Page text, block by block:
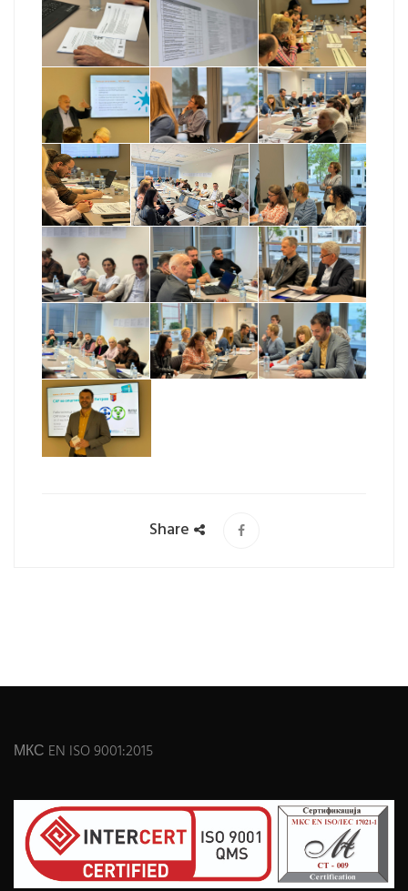
Share
МКС EN ISO 9001:2015